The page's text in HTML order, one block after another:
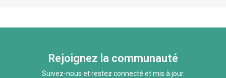
Rejoignez la communauté
Suivez-nous et restez connecté et mis à jour.